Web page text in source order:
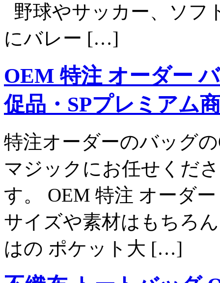
野球やサッカー、ソフ
にバレー […]
OEM 特注 オーダー
促品・SPプレミアム
特注オーダーのバッグ
マジックにお任せくだ
す。 OEM 特注 オーダ
サイズや素材はもちろ
はの ポケット大 […]